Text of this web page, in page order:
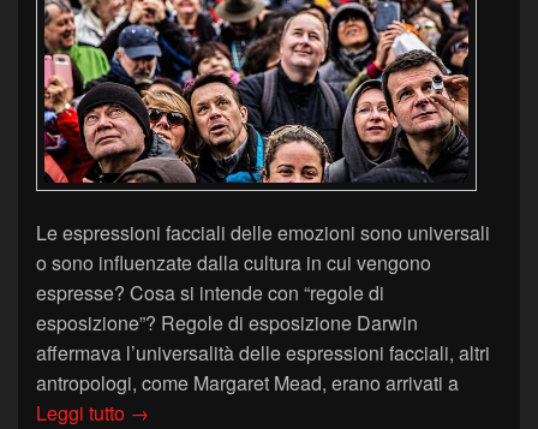
Le espressioni facciali delle emozioni sono universali
o sono influenzate dalla cultura in cui vengono
espresse? Cosa si intende con “regole di
esposizione”? Regole di esposizione Darwin
affermava l’universalità delle espressioni facciali, altri
antropologi, come Margaret Mead, erano arrivati a
Leggi tutto Le espressioni facciali sono universali o
→